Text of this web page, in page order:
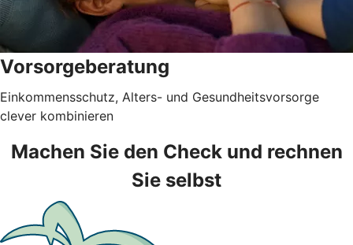
Vorsorgeberatung
Einkommensschutz, Alters- und Gesundheitsvorsorge
clever kombinieren
Machen Sie den Check und rechnen
Sie selbst